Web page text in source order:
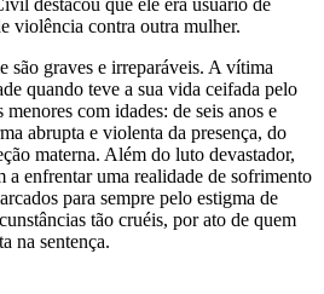
destacou que ele era usuário de
violência contra outra mulher.
são graves e irreparáveis. A vítima
quando teve a sua vida ceifada pelo
com idades: de seis anos e
abrupta e violenta da presença, do
materna. Além do luto devastador,
a enfrentar uma realidade de sofrimento
para sempre pelo estigma de
tão cruéis, por ato de quem
na sentença.